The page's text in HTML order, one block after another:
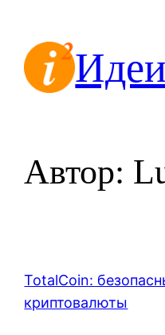
содержимому
Автор:
TotalCoin:
криптовалюты